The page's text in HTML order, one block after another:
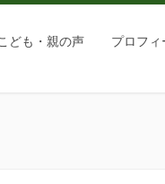
ども・親の声 プロフィ